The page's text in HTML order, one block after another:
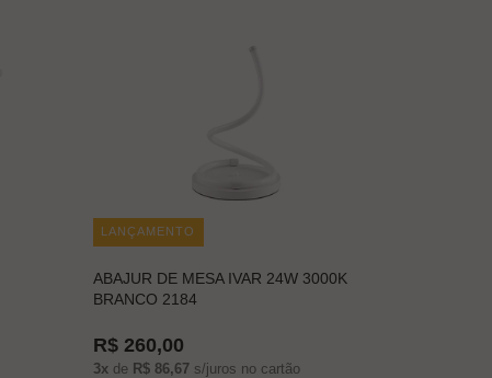
LANÇAMENTO
ABAJUR DE MESA IVAR 24W 3000K
BRANCO 2184
R$ 260,00
3xde R$ 86,67s/juros no cartão